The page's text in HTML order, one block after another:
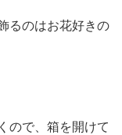
るのはお花好きの
ので、箱を開けて